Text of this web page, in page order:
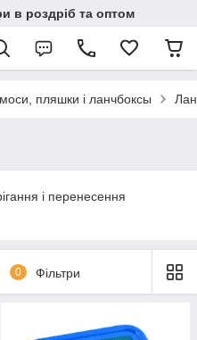
в роздріб та оптом
пляшки і ланчбоксы
і перенесення
0 Фільтри